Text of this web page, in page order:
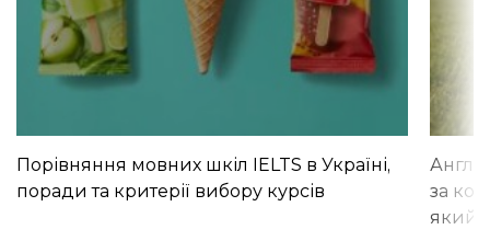
Порівняння мовних шкіл IELTS в Україні,
поради та критерії вибору курсів
за
який